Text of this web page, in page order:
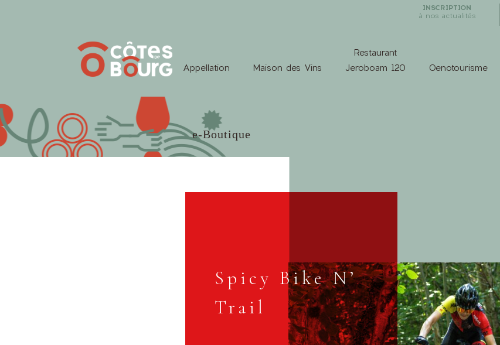
INSCRIPTION
à nos actualités
Appellation Maison des Vins
Restaurant
Jeroboam 120
Oenotourisme
e-Boutique
Spicy Bike N’
Trail